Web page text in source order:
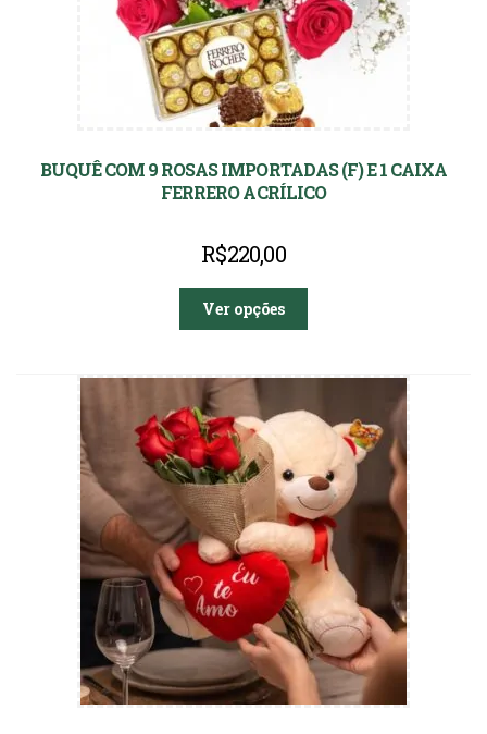
BUQUÊ COM 9 ROSAS IMPORTADAS (F) E 1 CAIXA
FERRERO ACRÍLICO
R$220,00
Ver opções